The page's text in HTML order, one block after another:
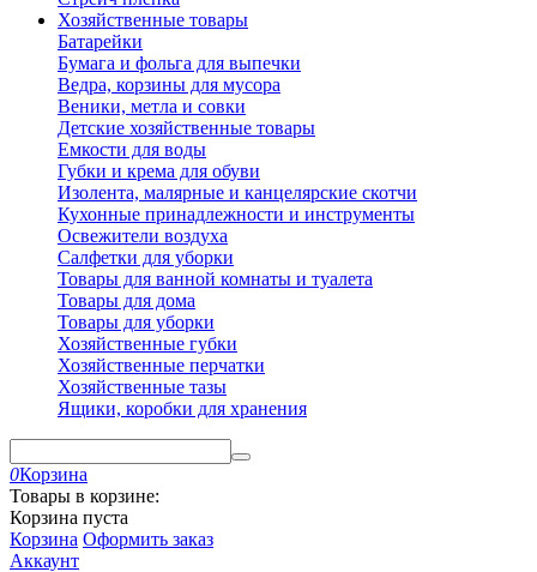
Хозяйственные товары
Батарейки
Бумага и фольга для выпечки
Ведра, корзины для мусора
Веники, метла и совки
Детские хозяйственные товары
Емкости для воды
Губки и крема для обуви
Изолента, малярные и канцелярские скотчи
Кухонные принадлежности и инструменты
Освежители воздуха
Салфетки для уборки
Товары для ванной комнаты и туалета
Товары для дома
Товары для уборки
Хозяйственные губки
Хозяйственные перчатки
Хозяйственные тазы
Ящики, коробки для хранения
0Корзина
Товары в корзине:
Корзина пуста
Корзина Оформить заказ
Аккаунт